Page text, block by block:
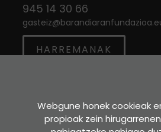
945 14 30 66
gasteiz@
HARREMANAK
Sara Etxea
Webgune honek cookieak
propioak zein